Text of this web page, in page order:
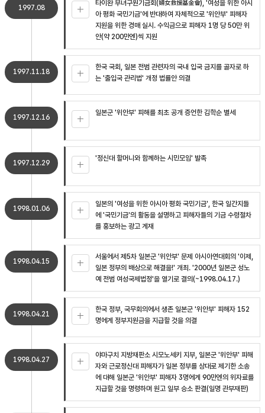
1997.08
타이완 부녀구원기금회(婦女救援基金會), '여성을 위한 아시
아 평화 국민기금'에 반대하여 자체적으로 '위안부' 피해자
지원을 위한 경매 실시. 수익금으로 피해자 1명 당 50만 위
안(약 200만엔)씩 지원
1997.11.18
한국 국회, 일본 전범 관련자의 국내 입국 금지를 골자로 하
는 '출입국 관리법' 개정 법률안 의결
1997.12.16
일본군 '위안부' 피해를 최초 공개 증언한 김학순 별세
1997.12.29
'정신대 할머니와 함께하는 시민모임' 발족
1998.01.06
일본의 '여성을 위한 아시아 평화 국민기금', 한국 일간지들
에 '국민기금'의 활동을 설명하고 피해자들의 기금 수령절차
를 홍보하는 광고 게재
1998.04.15
서울에서 제5차 일본군 '위안부' 문제 아시아연대회의 '이제,
일본 정부의 배상으로 해결을!' 개최. '2000년 일본군 성노
예 전범 여성국제법정'을 열기로 결의(~1998.04.17.)
1998.04.21
한국 정부, 국무회의에서 생존 일본군 '위안부' 피해자 152
명에게 정부지원금을 지급할 것을 의결
1998.04.27
야마구치 지방재판소 시모노세키 지부, 일본군 '위안부' 피해
자와 근로정신대 피해자가 일본 정부를 상대로 제기한 소송
에 대해 일본군 '위안부' 피해자 3명에게 90만엔의 위자료를
지급할 것을 명령하며 원고 일부 승소 판결(일명 관부재판)